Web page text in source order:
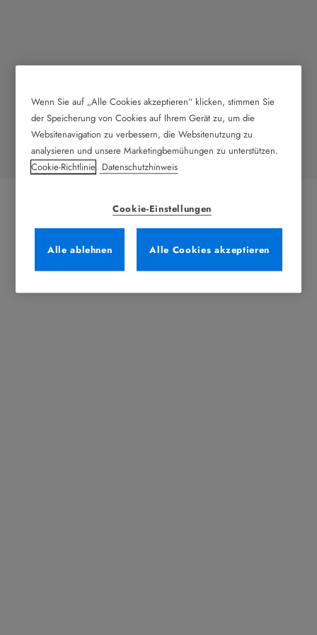
Unterflurantriebe
Entdecken Sie passende Produkte zu diesem Thema.
Wenn Sie auf „Alle Cookies akzeptieren“ klicken, stimmen Sie
der Speicherung von Cookies auf Ihrem Gerät zu, um die
Websitenavigation zu verbessern, die Websitenutzung zu
analysieren und unsere Marketingbemühungen zu unterstützen.
Cookie-Richtlinie Datenschutzhinweis
Cookie-Einstellungen
Alle ablehnen Alle Cookies akzeptieren